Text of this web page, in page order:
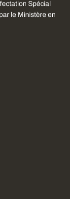
Spécial
le Ministère en